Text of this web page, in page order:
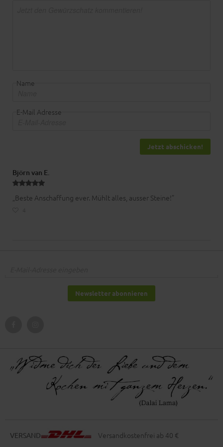
Name
E-Mail Adresse
Jetzt abschicken!
Björn van E.
„Beste Anschaffung ever. Mühlt alles, ausser Steine!”
Newsletter abonnieren
VERSAND Versandkostenfrei ab 40 €